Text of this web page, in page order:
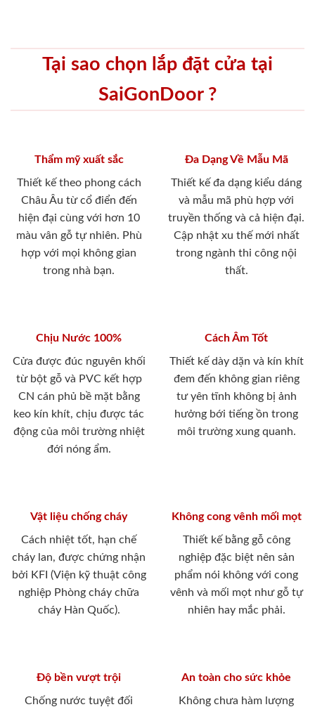
Tại sao chọn lắp đặt cửa tại
SaiGonDoor ?
Thẩm mỹ xuất sắc
Thiết kế theo phong cách
Châu Âu từ cổ điển đến
hiện đại cùng với hơn 10
màu vân gỗ tự nhiên. Phù
hợp với mọi không gian
trong nhà bạn.
Đa Dạng Về Mẫu Mã
Thiết kế đa dạng kiểu dáng
và mẫu mã phù hợp với
truyền thống và cả hiện đại.
Cập nhật xu thế mới nhất
trong ngành thi công nội
thất.
Chịu Nước 100%
Cửa được đúc nguyên khối
từ bột gỗ và PVC kết hợp
CN cán phủ bề mặt bằng
keo kín khít, chịu được tác
động của môi trường nhiệt
đới nóng ẩm.
Cách Âm Tốt
Thiết kế dày dặn và kín khít
đem đến không gian riêng
tư yên tĩnh không bị ảnh
hưởng bới tiếng ồn trong
môi trường xung quanh.
Vật liệu chống cháy
Cách nhiệt tốt, hạn chế
cháy lan, được chứng nhận
bởi KFI (Viện kỹ thuật công
nghiệp Phòng cháy chữa
cháy Hàn Quốc).
Không cong vênh mối mọt
Thiết kế bằng gỗ công
nghiệp đặc biệt nên sản
phẩm nói không với cong
vênh và mối mọt như gỗ tự
nhiên hay mắc phải.
Độ bền vượt trội
Chống nước tuyệt đối
An toàn cho sức khỏe
Không chưa hàm lượng